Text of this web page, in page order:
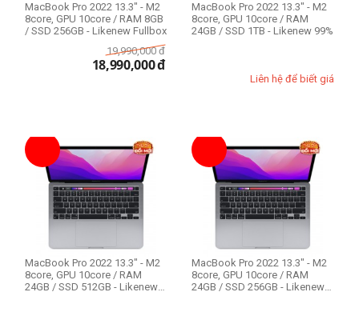
RAM Mac
8GB
256GB
512GB
1TB
MacBook Pro 2022 13.3" - M2
8core, GPU 10core / RAM 8GB
/ SSD 256GB - Likenew Fullbox
19,990,000 đ
18,990,000đ
MacBook Pro 2022 13.3" - M2
8core, GPU 10core / RAM
24GB / SSD 1TB - Likenew 99%
Liên hệ để biết giá
MacBook Pro 2022 13.3" - M2
8core, GPU 10core / RAM
24GB / SSD 512GB - Likenew
MacBook Pro 2022 13.3" - M2
8core, GPU 10core / RAM
24GB / SSD 256GB - Likenew